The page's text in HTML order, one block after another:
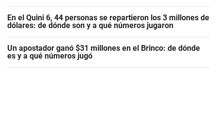
En el Quini 6, 44 personas se repartieron los 3 millones de
dólares: de dónde son y a qué números jugaron
Un apostador ganó $31 millones en el Brinco: de dónde
es y a qué números jugó